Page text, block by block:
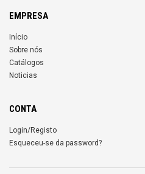
EMPRESA
Início
Sobre nós
Catálogos
Noticias
CONTA
Login/Registo
Esqueceu-se da password?